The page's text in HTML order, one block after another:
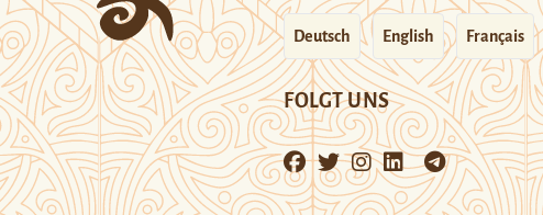
Deutsch English Français
FOLGT UNS